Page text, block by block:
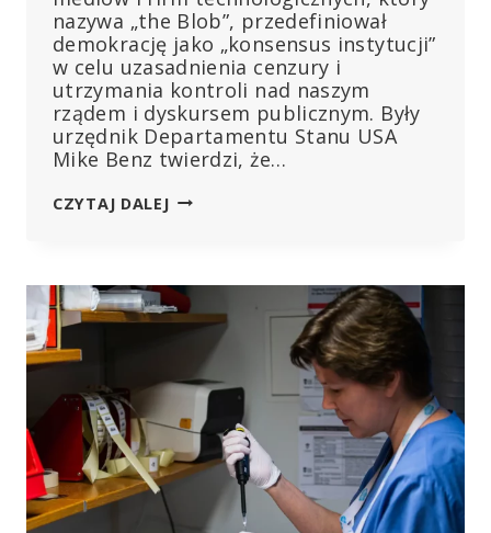
nazywa „the Blob”, przedefiniował
demokrację jako „konsensus instytucji”
w celu uzasadnienia cenzury i
utrzymania kontroli nad naszym
rządem i dyskursem publicznym. Były
urzędnik Departamentu Stanu USA
Mike Benz twierdzi, że…
CZYTAJ DALEJ„THE
I
TECHNOLOGICZNY
SOJUSZ
CENZORSKI
TŁUMIĄCY
SPRZECIW
W
WIELU
KWESTIACH